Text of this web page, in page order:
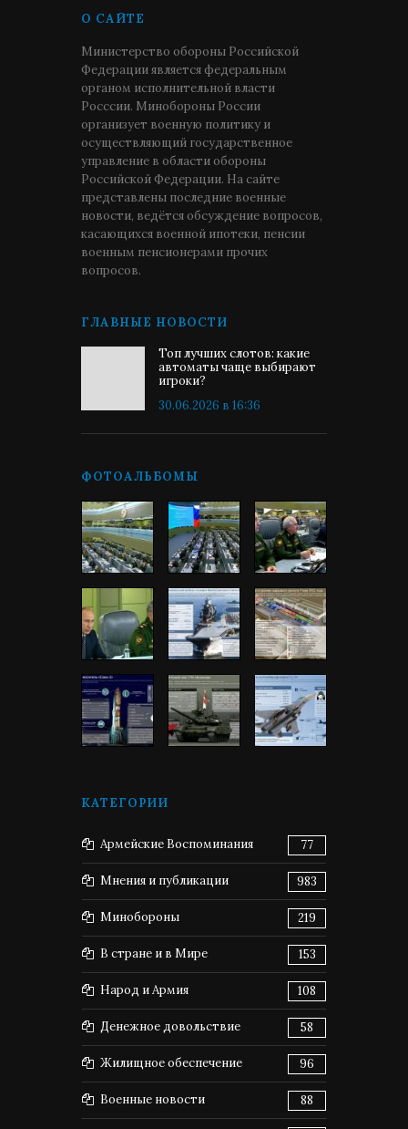
О САЙТЕ
Министерство обороны Российской
Федерации является федеральным
органом исполнительной власти
Росссии. Минобороны России
организует военную политику и
осуществляющий государственное
управление в области обороны
Российской Федерации. На сайте
представлены последние военные
новости, ведётся обсуждение вопросов,
касающихся военной ипотеки, пенсии
военным пенсионерами прочих
вопросов.
ГЛАВНЫЕ НОВОСТИ
Топ лучших слотов: какие
автоматы чаще выбирают
игроки?
30.06.2026 в 16:36
ФОТОАЛЬБОМЫ
КАТЕГОРИИ
Армейские Воспоминания 77
Мнения и публикации 983
Минобороны 219
В стране и в Мире 153
Народ и Армия 108
Денежное довольствие 58
Жилищное обеспечение 96
Военные новости 88